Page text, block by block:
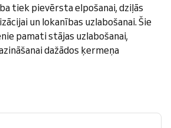
tiek pievērsta elpošanai, dziļās
un lokanības uzlabošanai. Šie
pamati stājas uzlabošanai,
dažādos ķermeņa